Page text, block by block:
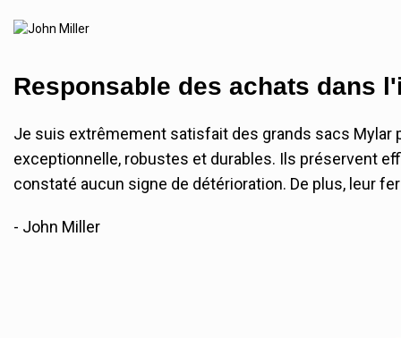
Responsable des achats dans
Je suis extrêmement satisfait des grands sacs Mylar
exceptionnelle, robustes et durables. Ils préservent
constaté aucun signe de détérioration. De plus, leur
- John Miller